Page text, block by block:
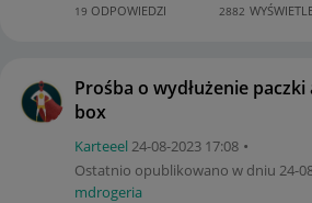
19 ODPOWIEDZI 2882
Prośba o wydłużenie
box
Karteeel ‎24-08-2023 17:08
Ostatnio opublikowano w dniu ‎24-
mdrogeria